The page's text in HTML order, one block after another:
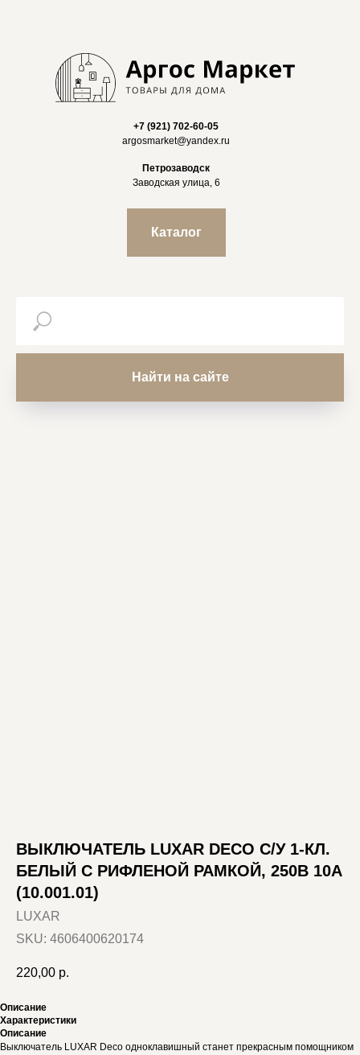
+7 (921) 702-60-05
argosmarket@yandex.ru
Петрозаводск
Заводская улица, 6
Каталог
Найти на сайте
ВЫКЛЮЧАТЕЛЬ LUXAR DECO С/У 1-КЛ.
БЕЛЫЙ С РИФЛЕНОЙ РАМКОЙ, 250В 10А
(10.001.01)
LUXAR
SKU: 4606400620174
220,00 р.
Описание
Характеристики
Описание
Выключатель LUXAR Deco одноклавишный станет прекрасным помощником